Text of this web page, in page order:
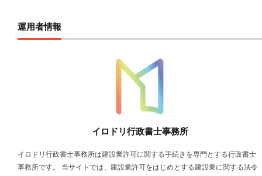
運用者情報
イロドリ行政書士事務所
イロドリ行政書士事務所は建設業許可に関する手続きを専門とする行政書士
事務所です。 当サイトでは、建設業許可をはじめとする建設業に関する法令